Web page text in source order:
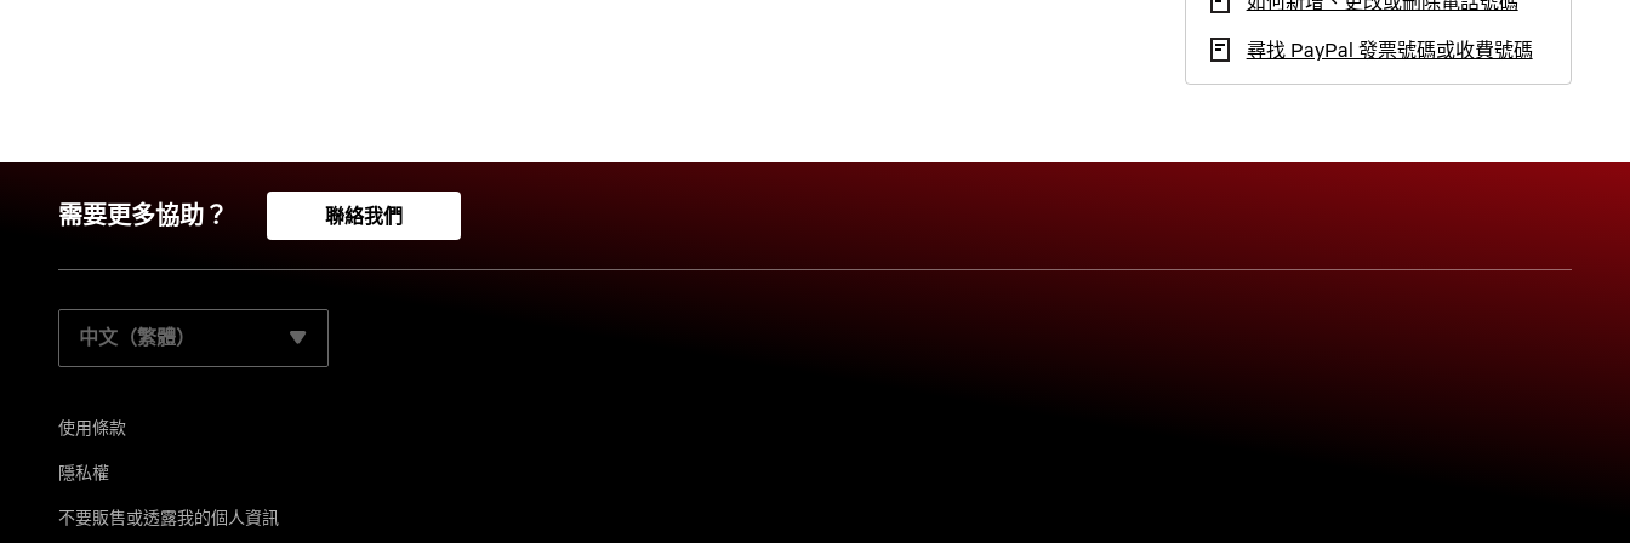
尋找 PayPal 發票號碼或收費號碼
需要更多協助？ 聯絡我們
請選取您的慣用語言：
使用條款
隱私權
不要販售或透露我的個人資訊